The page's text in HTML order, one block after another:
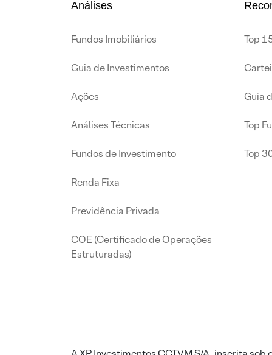
Análises
Fundos Imobiliários
Guia de Investimentos
Ações
Análises Técnicas
Fundos de Investimento
Renda Fixa
Previdência Privada
COE (Certificado de Operações
Estruturadas)
Top
Guia
Top
Top